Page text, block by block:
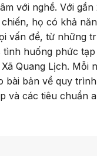
với nghề. Với gần
họ có khả
vấn đề, từ những
tình huống phức
Quang Lịch. Mỗi
bài bản về quy
và các tiêu chuẩn